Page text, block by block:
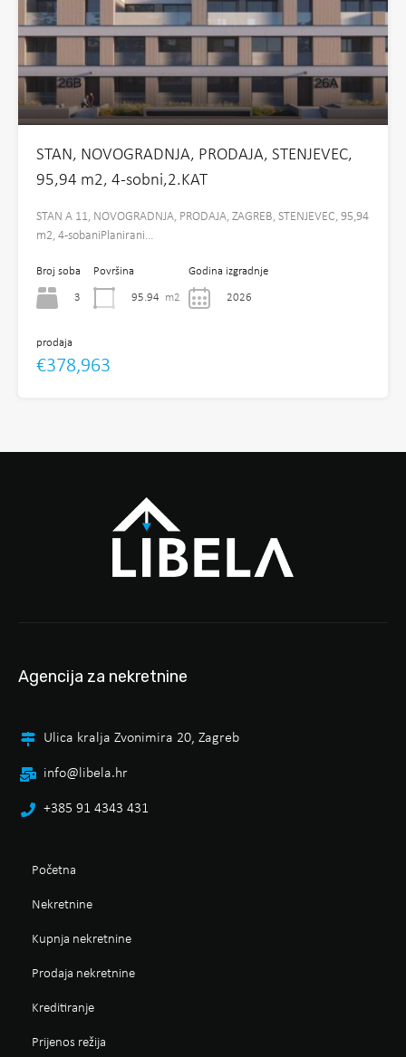
STAN, NOVOGRADNJA, PRODAJA, STENJEVEC,
95,94 m2, 4-sobni,2.KAT
STAN A 11, NOVOGRADNJA, PRODAJA, ZAGREB, STENJEVEC, 95,94
m2, 4-sobaniPlanirani…
Broj soba
3
Površina
95.94 m2
Godina izgradnje
2026
prodaja
€378,963
Agencija za nekretnine
Ulica kralja Zvonimira 20, Zagreb
info@libela.hr
+385 91 4343 431
Početna
Nekretnine
Kupnja nekretnine
Prodaja nekretnine
Kreditiranje
Prijenos režija